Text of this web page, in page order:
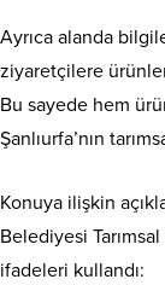
Ayrıca alanda
ziyaretçilere
Bu sayede hem
Şanlıurfa’nın
Konuya ilişkin
Belediyesi
ifadeleri kullandı: